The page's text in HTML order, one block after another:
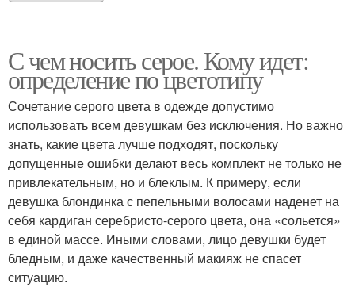
С чем носить серое. Кому идет:
определение по цветотипу
Сочетание серого цвета в одежде допустимо
использовать всем девушкам без исключения. Но важно
знать, какие цвета лучше подходят, поскольку
допущенные ошибки делают весь комплект не только не
привлекательным, но и блеклым. К примеру, если
девушка блондинка с пепельными волосами наденет на
себя кардиган серебристо-серого цвета, она «сольется»
в единой массе. Иными словами, лицо девушки будет
бледным, и даже качественный макияж не спасет
ситуацию.